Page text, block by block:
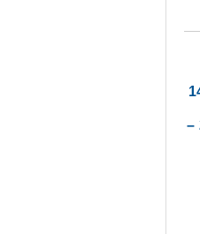
كم قيمة غرامة الحج بدون تصريح 2026 –